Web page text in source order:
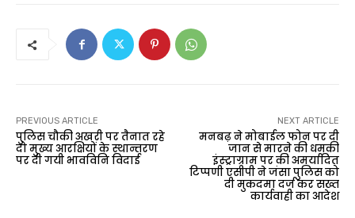
PREVIOUS ARTICLE
पुलिस चौकी अखरी पर तैनात रहे
दो मुख्य आरक्षियों के स्थान्तरण
पर दी गयी भावविनि विदाई
NEXT ARTICLE
मनबढ़ ने मोबाईल फोन पर दी
जान से मारने की धमकी
इंस्ट्राग्राम पर की अमर्यादित
टिप्पणी एसीपी ने जंसा पुलिस को
दी मुकदमा दर्ज कर सख्त
कार्यवाही का आदेश